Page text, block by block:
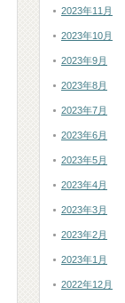
2023年11月
2023年10月
2023年9月
2023年8月
2023年7月
2023年6月
2023年5月
2023年4月
2023年3月
2023年2月
2023年1月
2022年12月